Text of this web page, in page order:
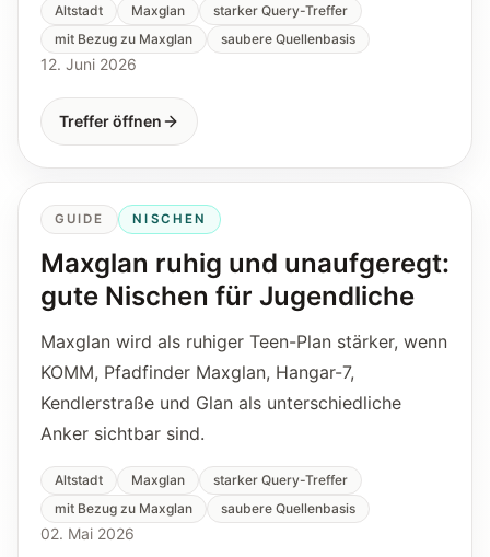
Altstadt Maxglan
starker Query-Treffer
mit Bezug zu Maxglan
saubere Quellenbasis
12. Juni 2026
Treffer öffnen
GUIDE NISCHEN
Maxglan ruhig und unaufgeregt:
gute Nischen für Jugendliche
Maxglan wird als ruhiger Teen-Plan stärker, wenn
KOMM, Pfadfinder Maxglan, Hangar-7,
Kendlerstraße und Glan als unterschiedliche
Anker sichtbar sind.
Altstadt Maxglan
starker Query-Treffer
mit Bezug zu Maxglan
saubere Quellenbasis
02. Mai 2026